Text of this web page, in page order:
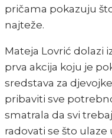
pričama pokazuju
najteže.
Mateja Lovrić dolazi
prva akcija koju je
sredstava za
pribaviti sve
smatrala da svi
radovati se što ulaze